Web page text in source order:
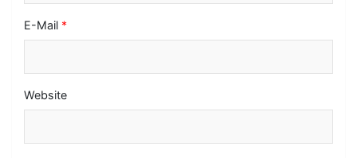
E-Mail *
Website